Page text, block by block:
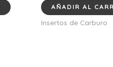
AÑADIR AL
Insertos de Carburo